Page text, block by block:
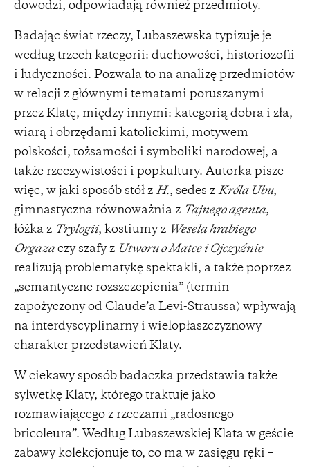
dowodzi, odpowiadają również przedmioty.
Badając świat rzeczy, Lubaszewska typizuje je
według trzech kategorii: duchowości, historiozofii
i ludyczności. Pozwala to na analizę przedmiotów
w relacji z głównymi tematami poruszanymi
przez Klatę, między innymi: kategorią dobra i zła,
wiarą i obrzędami katolickimi, motywem
polskości, tożsamości i symboliki narodowej, a
także rzeczywistości i popkultury. Autorka pisze
więc, w jaki sposób stół z H., sedes z Króla Ubu,
gimnastyczna równoważnia z Tajnego agenta,
łóżka z Trylogii, kostiumy z Wesela hrabiego
Orgazaczy szafy z Utworu o Matce i Ojczyźnie
realizują problematykę spektakli, a także poprzez
„semantyczne rozszczepienia” (termin
zapożyczony od Claude’a Levi-Straussa) wpływają
na interdyscyplinarny i wielopłaszczyznowy
charakter przedstawień Klaty.
W ciekawy sposób badaczka przedstawia także
sylwetkę Klaty, którego traktuje jako
rozmawiającego z rzeczami „radosnego
bricoleura”. Według Lubaszewskiej Klata w geście
zabawy kolekcjonuje to, co ma w zasięgu ręki –